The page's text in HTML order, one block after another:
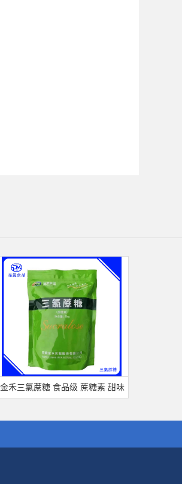
氯蔗糖 食品级 蔗糖素 甜味 鼎元 天然可可